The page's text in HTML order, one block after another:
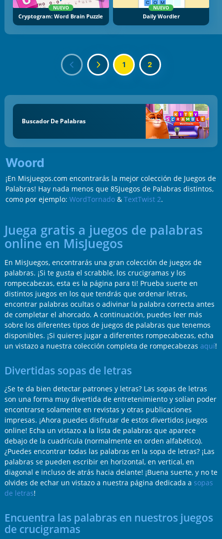
NUEVO
Cryptogram: Word Brain Puzzle
NUEVO
Daily Wordler
1 2
Buscador De Palabras
Woord
¡En Misjuegos.com encontrarás la mejor colección de Juegos de
Palabras! Hay nada menos que 85Juegos de Palabras distintos,
como por ejemplo: WordTornado& TextTwist 2.
Juega gratis a juegos de palabras
online en MisJuegos
En MisJuegos, encontrarás una gran colección de juegos de
palabras. ¡Si te gusta el scrabble, los crucigramas y los
rompecabezas, esta es la página para ti! Prueba suerte en
distintos juegos en los que tendrás que ordenar letras,
encontrar palabras ocultas o adivinar la palabra correcta antes
de completar el ahorcado. A continuación, puedes leer más
sobre los diferentes tipos de juegos de palabras que tenemos
disponibles. ¡Si quieres jugar a diferentes rompecabezas, echa
un vistazo a nuestra colección completa de rompecabezas aquí!
Divertidas sopas de letras
¿Se te da bien detectar patrones y letras? Las sopas de letras
son una forma muy divertida de entretenimiento y solían poder
encontrarse solamente en revistas y otras publicaciones
impresas. ¡Ahora puedes disfrutar de estos divertidos juegos
online! Echa un vistazo a la lista de palabras que aparece
debajo de la cuadrícula (normalmente en orden alfabético).
¿Puedes encontrar todas las palabras en la sopa de letras? ¡Las
palabras se pueden escribir en horizontal, en vertical, en
diagonal e incluso de atrás hacia delante! ¡Buena suerte, y no te
olvides de echar un vistazo a nuestra página dedicada a sopas
de letras!
Encuentra las palabras en nuestros juegos
de crucigramas